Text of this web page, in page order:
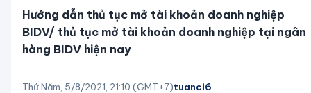
Hướng dẫn thủ tục mở tài khoản doanh nghiệp
BIDV/ thủ tục mở tài khoản doanh nghiệp tại ngân
hàng BIDV hiện nay
Thứ Năm, 5/8/2021, 21:10 (GMT+7)tuanci6